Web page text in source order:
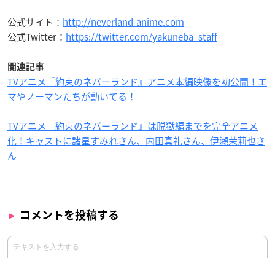
公式サイト： http://neverland-anime.com
公式Twitter： https://twitter.com/yakuneba_staff
関連記事
TVアニメ『約束のネバーランド』アニメ本編映像を初公開！エ
マやノーマンたちが動いてる！
TVアニメ『約束のネバーランド』は脱獄編までを完全アニメ
化！キャストに諸星すみれさん、内田真礼さん、伊瀬茉莉也さ
ん
コメントを投稿する